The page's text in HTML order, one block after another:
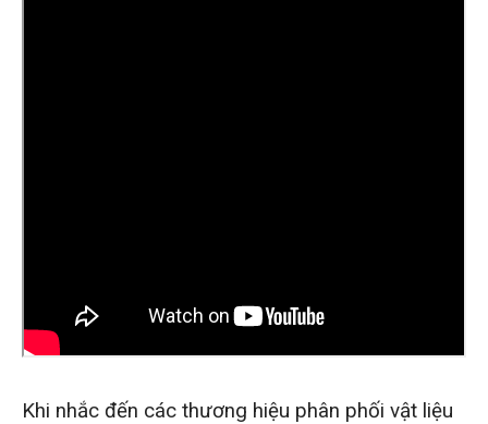
Khi nhắc đến các thương hiệu phân phối vật liệu